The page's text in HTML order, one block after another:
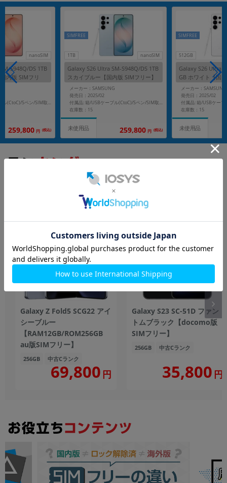
nanoSIM
S948Q/DS 1TB
内版 SIMフリ
付属品: 箱/USBケーブル(CtoC)/Sペン/SIM取り出し用ピン/マニュアル
259,800 円 (税込)
1TB nanoSIM
SIMFREE
Galaxy S26 Ultra SM-S948Q/DS 1TB
スカイブルー【国内版 SIMフリー】
メーカー：SAMSUNG
発売日：2025/02
付属品: 箱/USBケーブル(CtoC)/Sペン/SIM取り出し用ピン/マニュアル
在庫数：15
未使用品 259,800 円 (税込)
512GB
SIMFREE
Galaxy S26 Ultra
GB ホワイト【国
メーカー：SAMSUNG
発売日：2025/02
在庫数：15
未使用品
Galaxy Z Fold5 SCG22 アイ
シーブルー
【RAM12GB/ROM256GB
au版SIMフリー】
256GB 中古Cランク
69,800 円
Galaxy S23 SC-51D ファン
トムブラック【docomo版
SIMフリー】
256GB 中古Cランク
35,800 円